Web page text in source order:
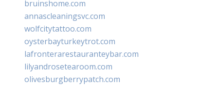
bruinshome.com
annascleaningsvc.com
wolfcitytattoo.com
oysterbayturkeytrot.com
lafronterarestauranteybar.com
lilyandrosetearoom.com
olivesburgberrypatch.com